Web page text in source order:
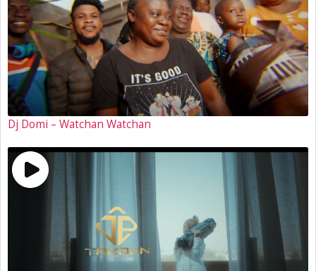
Dj Domi – Watchan Watchan